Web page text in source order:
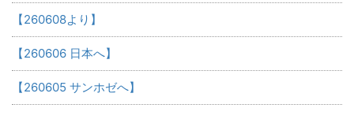
【260608より】
【260606 日本へ】
【260605 サンホゼへ】